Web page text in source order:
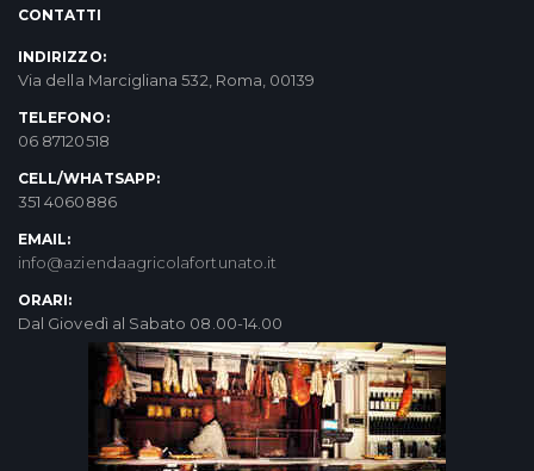
CONTATTI
INDIRIZZO:
Via della Marcigliana 532, Roma, 00139
TELEFONO:
06 87120518
CELL/WHATSAPP:
351 4060886
EMAIL:
info@aziendaagricolafortunato.it
ORARI:
Dal Giovedì al Sabato 08.00-14.00